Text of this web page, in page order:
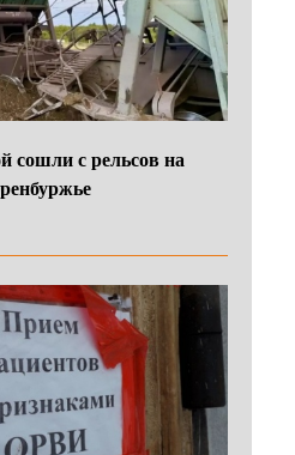
сошли с рельсов на